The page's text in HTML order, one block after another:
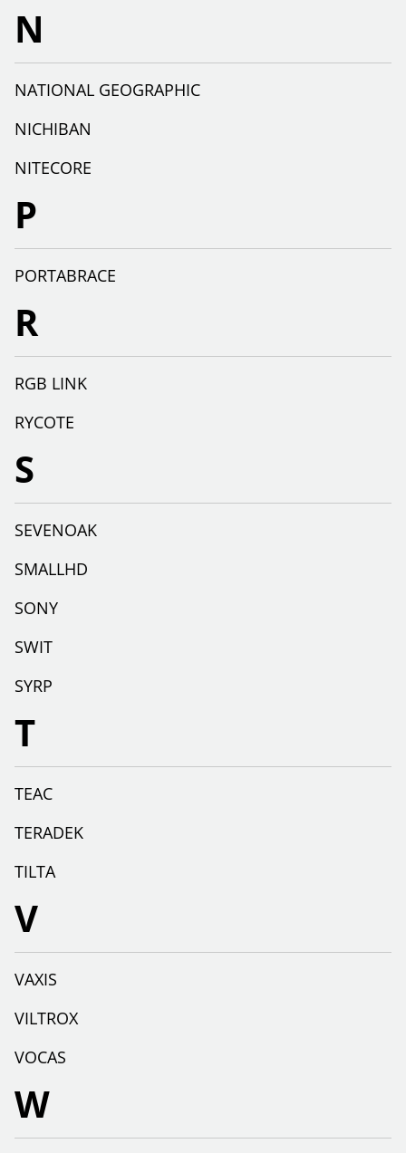
N
NATIONAL GEOGRAPHIC
NICHIBAN
NITECORE
P
PORTABRACE
R
RGB LINK
RYCOTE
S
SEVENOAK
SMALLHD
SONY
SWIT
SYRP
T
TEAC
TERADEK
TILTA
V
VAXIS
VILTROX
VOCAS
W